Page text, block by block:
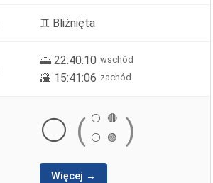
♊ Bliźnięta
🌅 22:40:10 wschód
🌇 15:41:06 zachód
⚪ ( ⚪
🔴
⚪
🟢 )
Więcej →